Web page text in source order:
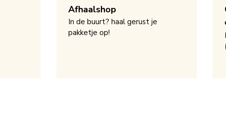
Afhaalshop
In de buurt? haal gerust je
pakketje op!